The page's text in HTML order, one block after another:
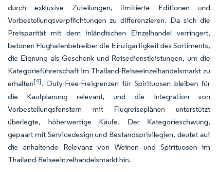
durch exklusive Zuteilungen, limitierte Editionen und
Vorbestellungsverpflichtungen zu differenzieren. Da sich die
Preisparität mit dem inländischen Einzelhandel verringert,
betonen Flughafenbetreiber die Einzigartigkeit des Sortiments,
die Eignung als Geschenk und Reisedienstleistungen, um die
Kategorieführerschaft im Thailand-Reiseeinzelhandelsmarkt zu
erhalten[4]. Duty-Free-Freigrenzen für Spirituosen bleiben für
die Kaufplanung relevant, und die Integration von
Vorbestellungsfenstern mit Flugreiseplänen unterstützt
überlegte, höherwertige Käufe. Der Kategorieschwung,
gepaart mit Servicedesign und Bestandsprivilegien, deutet auf
die anhaltende Relevanz von Weinen und Spirituosen im
Thailand-Reiseeinzelhandelsmarkt hin.